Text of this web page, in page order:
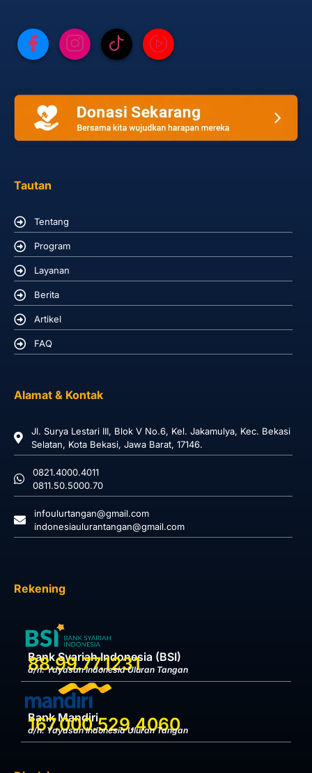
Tautan
Tentang
Program
Layanan
Berita
Artikel
FAQ
Alamat & Kontak
Jl. Surya Lestari III, Blok V No.6, Kel. Jakamulya, Kec. Bekasi
Selatan, Kota Bekasi, Jawa Barat, 17146.
0821.4000.4011
0811.50.5000.70
infoulurtangan@gmail.com
indonesiaulurantangan@gmail.com
Rekening
Bank Syariah Indonesia (BSI)
88.99.77.1231
a/n. Yayasan Indonesia Uluran Tangan
Bank Mandiri
167.000.529.4060
a/n. Yayasan Indonesia Uluran Tangan